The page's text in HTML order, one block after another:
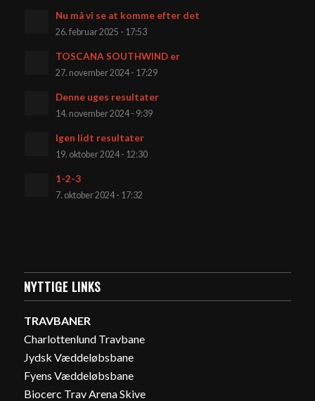
Nu må vi se at komme efter det
26. februar 2025 - 17:53
TOSCANA SOUTHWIND er
27. november 2024 - 17:29
Denne uges resultater
14. november 2024 - 9:39
Igen lidt resultater
19. oktober 2024 - 12:30
1-2-3
7. oktober 2024 - 17:32
NYTTIGE LINKS
TRAVBANER
Charlottenlund Travbane
Jydsk Væddeløbsbane
Fyens Væddeløbsbane
Biocerc Trav Arena Skive